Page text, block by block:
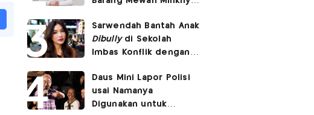
Sarwendah Bantah Anak
Dibullydi Sekolah
Imbas Konflik dengan
Daus Mini Lapor Polisi
usai Namanya
Digunakan untuk